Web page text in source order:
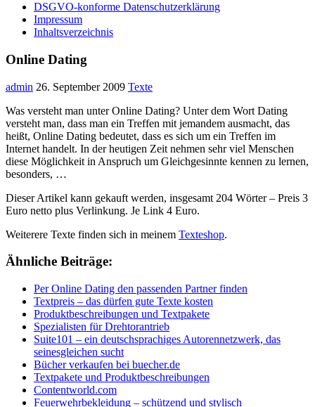
DSGVO-konforme Datenschutzerklärung
Impressum
Inhaltsverzeichnis
Online Dating
admin 26. September 2009 Texte
Was versteht man unter Online Dating? Unter dem Wort Dating
versteht man, dass man ein Treffen mit jemandem ausmacht, das
heißt, Online Dating bedeutet, dass es sich um ein Treffen im
Internet handelt. In der heutigen Zeit nehmen sehr viel Menschen
diese Möglichkeit in Anspruch um Gleichgesinnte kennen zu lernen,
besonders, …
Dieser Artikel kann gekauft werden, insgesamt 204 Wörter – Preis 3
Euro netto plus Verlinkung. Je Link 4 Euro.
Weiterere Texte finden sich in meinem Texteshop.
Ähnliche Beiträge:
Per Online Dating den passenden Partner finden
Textpreis – das dürfen gute Texte kosten
Produktbeschreibungen und Textpakete
Spezialisten für Drehtorantrieb
Suite101 – ein deutschsprachiges Autorennetzwerk, das
seinesgleichen sucht
Bücher verkaufen bei buecher.de
Textpakete und Produktbeschreibungen
Contentworld.com
Feuerwehrbekleidung – schützend und stylisch